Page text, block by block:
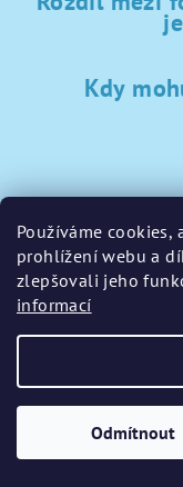
Používáme
prohlížení webu a
zlepšovali jeho
informací
Odmítnout
Kdy
sklad@sladke-
+420 797728283